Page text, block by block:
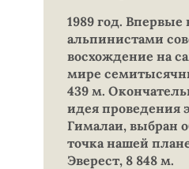
1989 год. Впервые
альпинистами
восхождение на
мире
439 м.
идея проведения
Гималаи, выбран
точка нашей
Эверест, 8 848 м.